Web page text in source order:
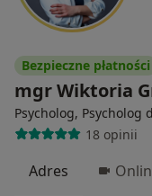
Bezpieczne płatności
mgr Wiktoria
Psycholog, Psycholog
18 opinii
Adres